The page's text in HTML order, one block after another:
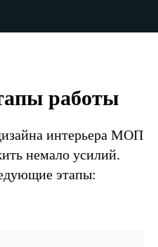
работы
интерьера МОП
немало усилий.
этапы: